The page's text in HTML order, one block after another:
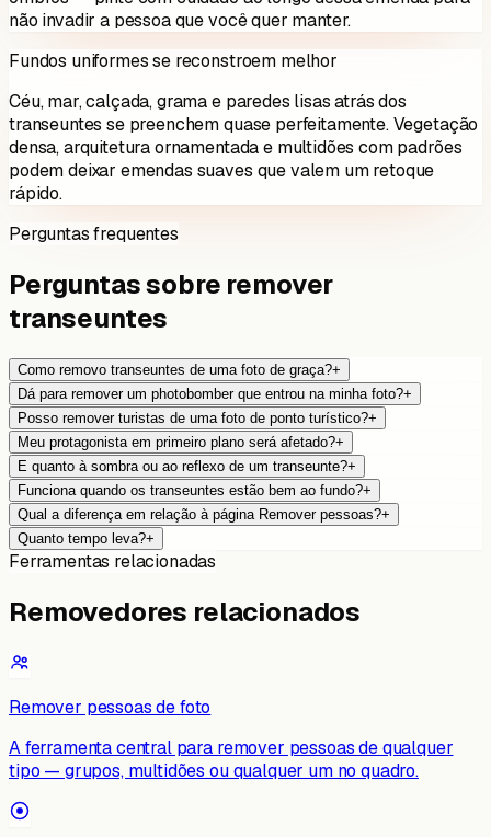
não invadir a pessoa que você quer manter.
Fundos uniformes se reconstroem melhor
Céu, mar, calçada, grama e paredes lisas atrás dos
transeuntes se preenchem quase perfeitamente. Vegetação
densa, arquitetura ornamentada e multidões com padrões
podem deixar emendas suaves que valem um retoque
rápido.
Perguntas frequentes
Perguntas sobre remover
transeuntes
Como removo transeuntes de uma foto de graça?+
Dá para remover um photobomber que entrou na minha foto?+
Posso remover turistas de uma foto de ponto turístico?+
Meu protagonista em primeiro plano será afetado?+
E quanto à sombra ou ao reflexo de um transeunte?+
Funciona quando os transeuntes estão bem ao fundo?+
Qual a diferença em relação à página Remover pessoas?+
Quanto tempo leva?+
Ferramentas relacionadas
Removedores relacionados
Remover pessoas de foto
A ferramenta central para remover pessoas de qualquer
tipo — grupos, multidões ou qualquer um no quadro.